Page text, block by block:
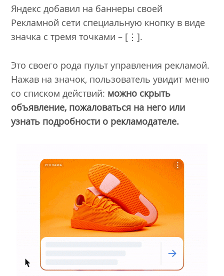
Яндекс добавил на баннеры своей
Рекламной сети специальную кнопку в виде
значка с тремя точками – [⋮].
Это своего рода пульт управления рекламой.
Нажав на значок, пользователь увидит меню
со списком действий: можно скрыть
объявление, пожаловаться на него или
узнать подробности о рекламодателе.